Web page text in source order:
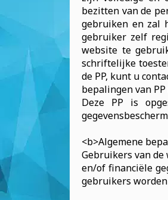
bezitten van de
gebruiken en zal
gebruiker zelf
website te
schriftelijke
de PP, kunt u
bepalingen van
Deze PP is
<b>Algemene
Gebruikers van
en/of financiële
gebruikers